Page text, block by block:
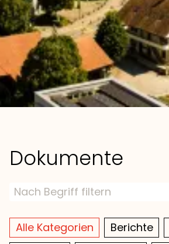
Dokumente
Alle Kategorien Berichte